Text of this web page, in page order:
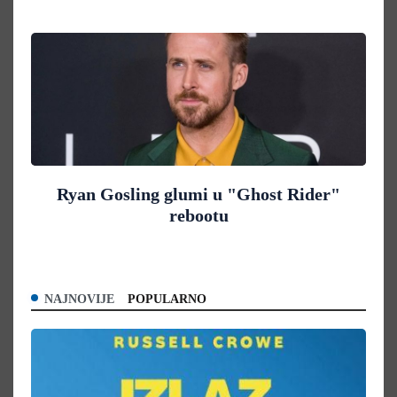
Ryan Gosling glumi u "Ghost Rider"
rebootu
NAJNOVIJE POPULARNO